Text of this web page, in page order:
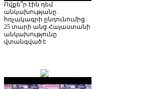
Ովքե՞ր էին դեմ
անկախությանը.
հռչակագրի ընդունումից
25 տարի անց Հայաստանի
անկախությունը
վտանգված է